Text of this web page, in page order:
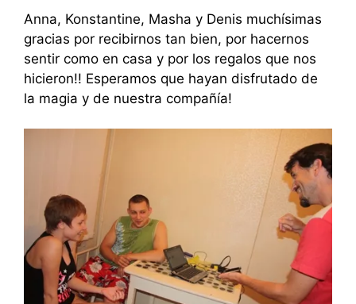
Anna, Konstantine, Masha y Denis muchísimas
gracias por recibirnos tan bien, por hacernos
sentir como en casa y por los regalos que nos
hicieron!! Esperamos que hayan disfrutado de
la magia y de nuestra compañía!